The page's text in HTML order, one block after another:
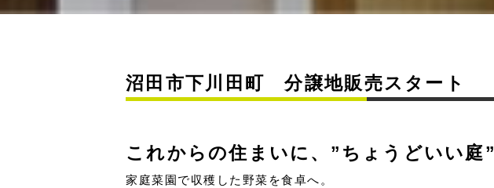
沼田市下川田町 分譲地販売スタート
これからの住まいに、 ”ちょうどいい庭”
家庭菜園で収穫した野菜を食卓へ。